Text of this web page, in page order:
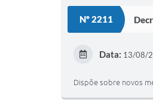
Nº 2211
Data: 13/08/
Dispõe sobre novos